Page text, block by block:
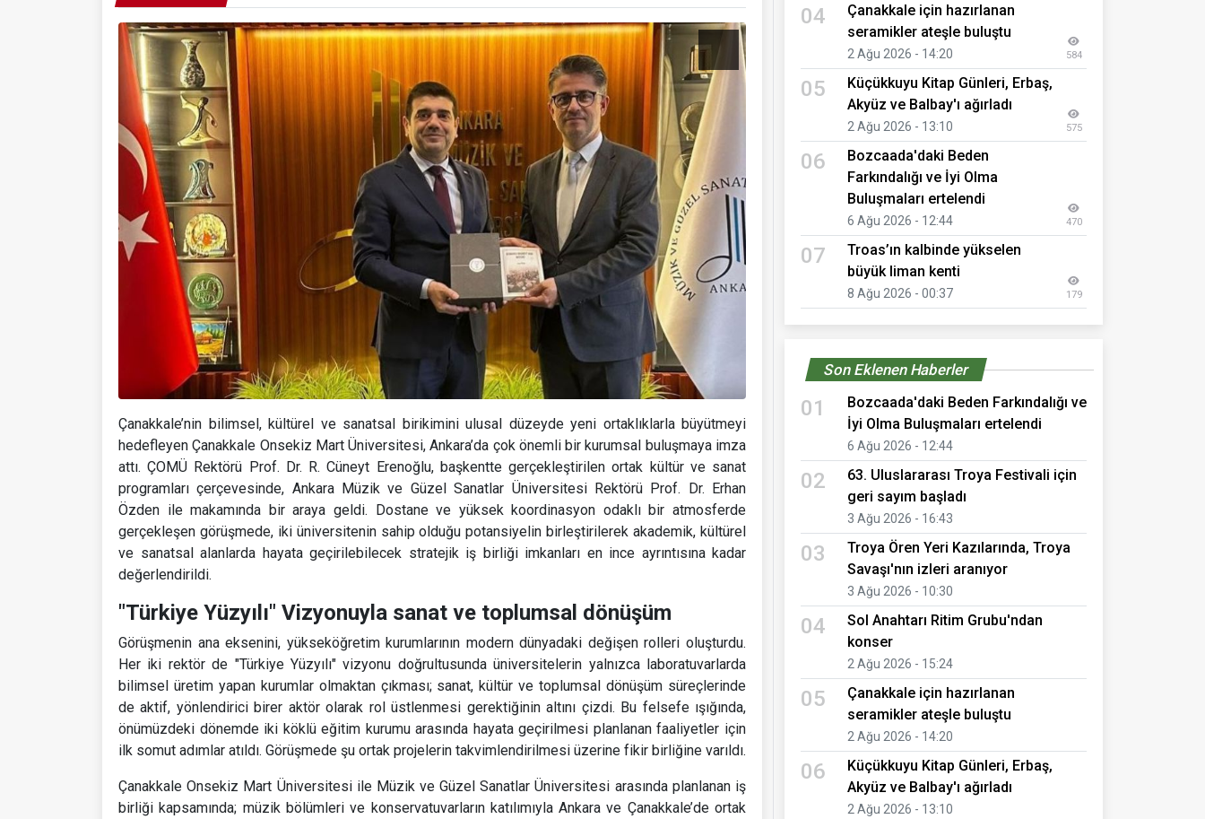
Çanakkale’nin bilimsel, kültürel ve sanatsal birikimini ulusal düzeyde yeni ortaklıklarla büyütmeyi
hedefleyen Çanakkale Onsekiz Mart Üniversitesi, Ankara’da çok önemli bir kurumsal buluşmaya imza
attı. ÇOMÜ Rektörü Prof. Dr. R. Cüneyt Erenoğlu, başkentte gerçekleştirilen ortak kültür ve sanat
programları çerçevesinde, Ankara Müzik ve Güzel Sanatlar Üniversitesi Rektörü Prof. Dr. Erhan
Özden ile makamında bir araya geldi. Dostane ve yüksek koordinasyon odaklı bir atmosferde
gerçekleşen görüşmede, iki üniversitenin sahip olduğu potansiyelin birleştirilerek akademik, kültürel
ve sanatsal alanlarda hayata geçirilebilecek stratejik iş birliği imkanları en ince ayrıntısına kadar
değerlendirildi.
"Türkiye Yüzyılı" Vizyonuyla sanat ve toplumsal dönüşüm
Görüşmenin ana eksenini, yükseköğretim kurumlarının modern dünyadaki değişen rolleri oluşturdu.
Her iki rektör de "Türkiye Yüzyılı" vizyonu doğrultusunda üniversitelerin yalnızca laboratuvarlarda
bilimsel üretim yapan kurumlar olmaktan çıkması; sanat, kültür ve toplumsal dönüşüm süreçlerinde
de aktif, yönlendirici birer aktör olarak rol üstlenmesi gerektiğinin altını çizdi. Bu felsefe ışığında,
önümüzdeki dönemde iki köklü eğitim kurumu arasında hayata geçirilmesi planlanan faaliyetler için
ilk somut adımlar atıldı. Görüşmede şu ortak projelerin takvimlendirilmesi üzerine fikir birliğine varıldı.
Çanakkale Onsekiz Mart Üniversitesi ile Müzik ve Güzel Sanatlar Üniversitesi arasında planlanan iş
birliği kapsamında; müzik bölümleri ve konservatuvarların katılımıyla Ankara ve Çanakkale’de ortak
04
Çanakkale için hazırlanan
seramikler ateşle buluştu
2 Ağu 2026 - 14:20 584
05
Küçükkuyu Kitap Günleri, Erbaş,
Akyüz ve Balbay'ı ağırladı
2 Ağu 2026 - 13:10 575
06
Bozcaada'daki Beden
Farkındalığı ve İyi Olma
Buluşmaları ertelendi
6 Ağu 2026 - 12:44 470
07
Troas’ın kalbinde yükselen
büyük liman kenti
8 Ağu 2026 - 00:37 179
Son Eklenen Haberler
01
Bozcaada'daki Beden Farkındalığı ve
İyi Olma Buluşmaları ertelendi
6 Ağu 2026 - 12:44
02
63. Uluslararası Troya Festivali için
geri sayım başladı
3 Ağu 2026 - 16:43
03
Troya Ören Yeri Kazılarında, Troya
Savaşı'nın izleri aranıyor
3 Ağu 2026 - 10:30
04
Sol Anahtarı Ritim Grubu'ndan
konser
2 Ağu 2026 - 15:24
05
Çanakkale için hazırlanan
seramikler ateşle buluştu
2 Ağu 2026 - 14:20
06
Küçükkuyu Kitap Günleri, Erbaş,
Akyüz ve Balbay'ı ağırladı
2 Ağu 2026 - 13:10